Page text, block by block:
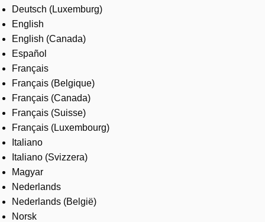
Contact us
Careers
Deutsch (Luxemburg)
English
English (Canada)
Español
Français
Français (Belgique)
Français (Canada)
Français (Suisse)
Français (Luxembourg)
Italiano
Italiano (Svizzera)
Magyar
Nederlands
Nederlands (België)
Norsk